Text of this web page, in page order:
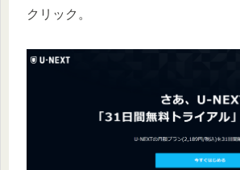
クリック。